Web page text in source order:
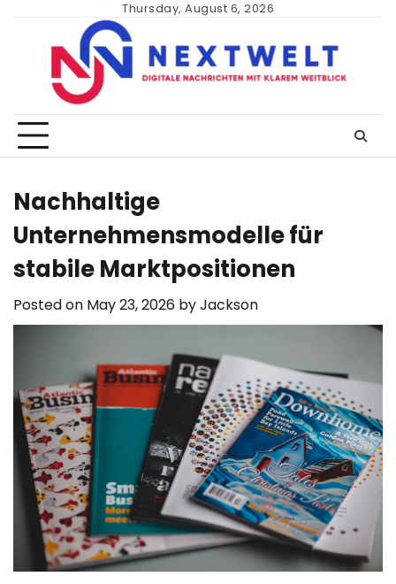
content
Thursday, August 6, 2026
Nachhaltige
Unternehmensmodelle für
stabile Marktpositionen
Posted on May 23, 2026 byJackson